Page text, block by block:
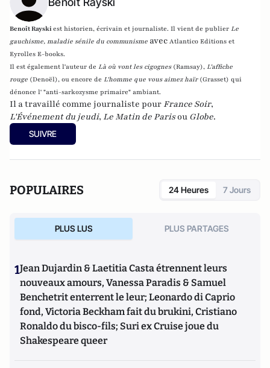
Benoît Rayskiest historien, écrivain et journaliste. Il vient de publier Le
gauchisme, maladie sénile du communisme avec Atlantico Editions et
Eyrolles E-books.
Il est également l'auteur de Là où vont les cigognes (Ramsay), L'affiche
rouge (Denoël), ou encore de L'homme que vous aimez haïr (Grasset) qui
dénonce l' "anti-sarkozysme primaire" ambiant.
Il a travaillé comme journaliste pour France Soir,
L'Événement du jeudi, Le Matin de Parisou Globe.
SUIVRE
POPULAIRES 24 Heures 7 Jours
PLUS LUS PLUS PARTAGES
1Jean Dujardin & Laetitia Casta étrennent leurs
nouveaux amours, Vanessa Paradis & Samuel
Benchetrit enterrent le leur; Leonardo di Caprio
fond, Victoria Beckham fait du brukini, Cristiano
Ronaldo du bisco-fils; Suri ex Cruise joue du
Shakespeare queer